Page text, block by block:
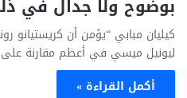
كيليان مبابي “يؤمن أن كريستيانو
ليونيل ميسي في أعظم مقارنة على
أكمل القراءة »